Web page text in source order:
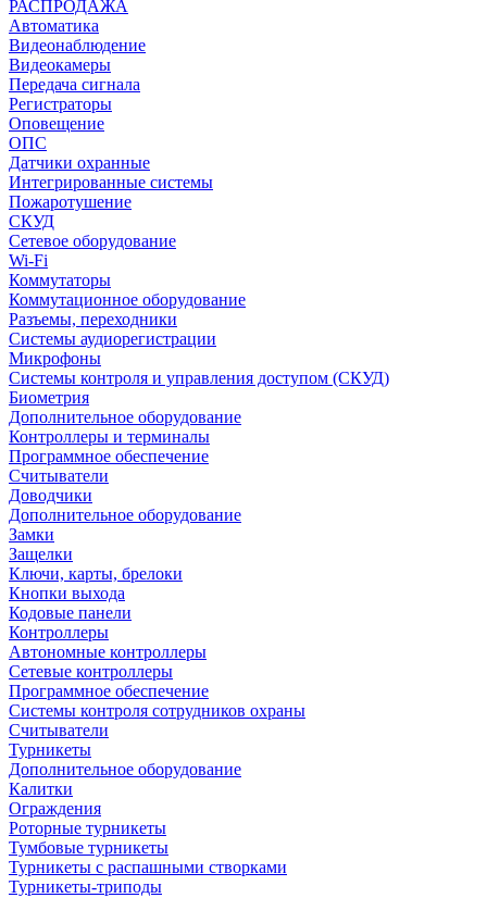
РАСПРОДАЖА
Автоматика
Видеонаблюдение
Видеокамеры
Передача сигнала
Регистраторы
Оповещение
ОПС
Датчики охранные
Интегрированные системы
Пожаротушение
СКУД
Сетевое оборудование
Wi-Fi
Коммутаторы
Коммутационное оборудование
Разъемы, переходники
Системы аудиорегистрации
Микрофоны
Системы контроля и управления доступом (СКУД)
Биометрия
Дополнительное оборудование
Контроллеры и терминалы
Программное обеспечение
Считыватели
Доводчики
Дополнительное оборудование
Замки
Защелки
Ключи, карты, брелоки
Кнопки выхода
Кодовые панели
Контроллеры
Автономные контроллеры
Сетевые контроллеры
Программное обеспечение
Системы контроля сотрудников охраны
Считыватели
Турникеты
Дополнительное оборудование
Калитки
Ограждения
Роторные турникеты
Тумбовые турникеты
Турникеты с распашными створками
Турникеты-триподы